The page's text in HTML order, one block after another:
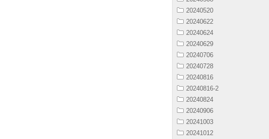
20240520
20240622
20240624
20240629
20240706
20240728
20240816
20240816-2
20240824
20240906
20241003
20241012